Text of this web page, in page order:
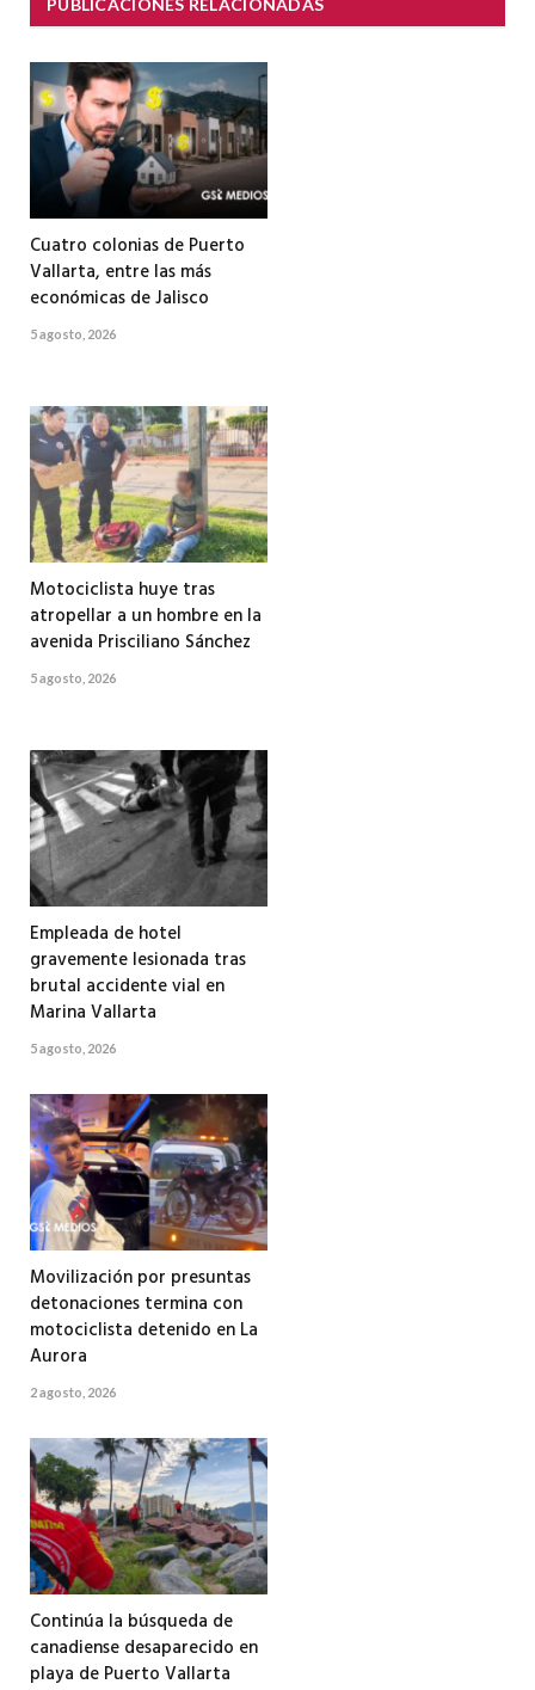
PUBLICACIONES RELACIONADAS
Cuatro colonias de Puerto
Vallarta, entre las más
económicas de Jalisco
5 agosto, 2026
Motociclista huye tras
atropellar a un hombre en la
avenida Prisciliano Sánchez
5 agosto, 2026
Empleada de hotel
gravemente lesionada tras
brutal accidente vial en
Marina Vallarta
5 agosto, 2026
Movilización por presuntas
detonaciones termina con
motociclista detenido en La
Aurora
2 agosto, 2026
Continúa la búsqueda de
canadiense desaparecido en
playa de Puerto Vallarta